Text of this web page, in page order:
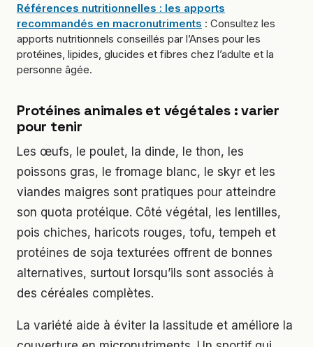
Références nutritionnelles : les apports
recommandés en macronutriments : Consultez les
apports nutritionnels conseillés par l’Anses pour les
protéines, lipides, glucides et fibres chez l’adulte et la
personne âgée.
Protéines animales et végétales : varier
pour tenir
Les œufs, le poulet, la dinde, le thon, les
poissons gras, le fromage blanc, le skyr et les
viandes maigres sont pratiques pour atteindre
son quota protéique. Côté végétal, les lentilles,
pois chiches, haricots rouges, tofu, tempeh et
protéines de soja texturées offrent de bonnes
alternatives, surtout lorsqu’ils sont associés à
des céréales complètes.
La variété aide à éviter la lassitude et améliore la